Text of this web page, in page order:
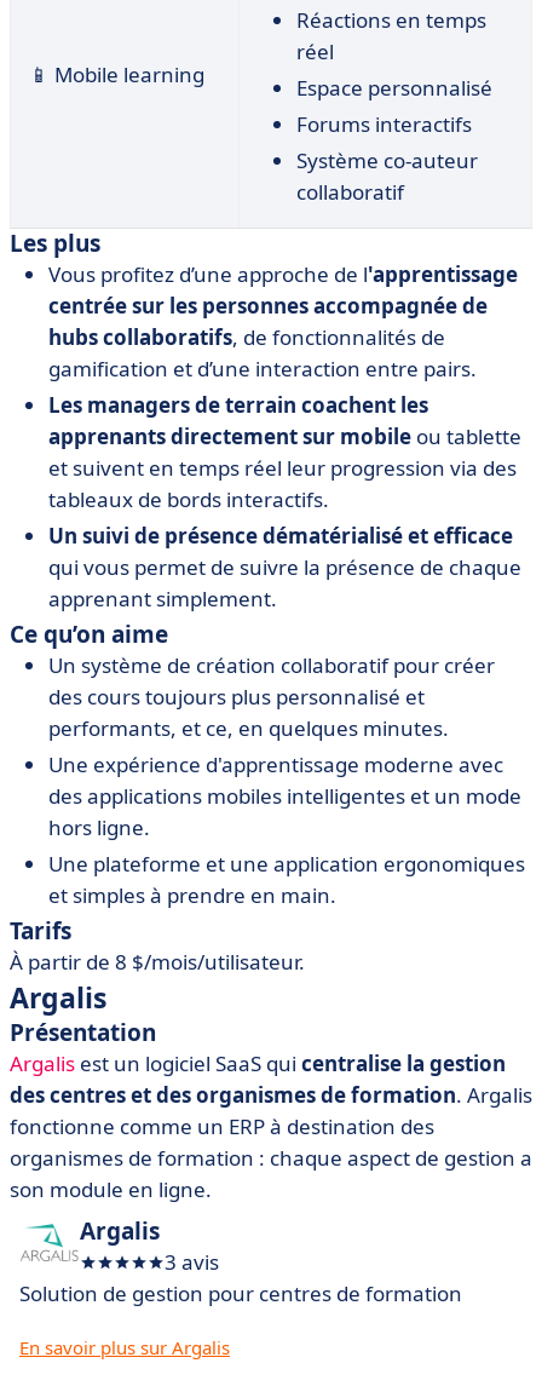
📱 Mobile learning
Réactions en temps
réel
Espace personnalisé
Forums interactifs
Système co-auteur
collaboratif
Les plus
Vous profitez d’une approche de l'apprentissage
centrée sur les personnes accompagnée de
hubs collaboratifs, de fonctionnalités de
gamification et d’une interaction entre pairs.
Les managers de terrain coachent les
apprenants directement sur mobile ou tablette
et suivent en temps réel leur progression via des
tableaux de bords interactifs.
Un suivi de présence dématérialisé et efficace
qui vous permet de suivre la présence de chaque
apprenant simplement.
Ce qu’on aime
Un système de création collaboratif pour créer
des cours toujours plus personnalisé et
performants, et ce, en quelques minutes.
Une expérience d'apprentissage moderne avec
des applications mobiles intelligentes et un mode
hors ligne.
Une plateforme et une application ergonomiques
et simples à prendre en main.
Tarifs
À partir de 8 $/mois/utilisateur.
Argalis
Présentation
Argalis est un logiciel SaaS qui centralise la gestion
des centres et des organismes de formation. Argalis
fonctionne comme un ERP à destination des
organismes de formation : chaque aspect de gestion a
son module en ligne.
Argalis
3 avis
Solution de gestion pour centres de formation
En savoir plus sur Argalis